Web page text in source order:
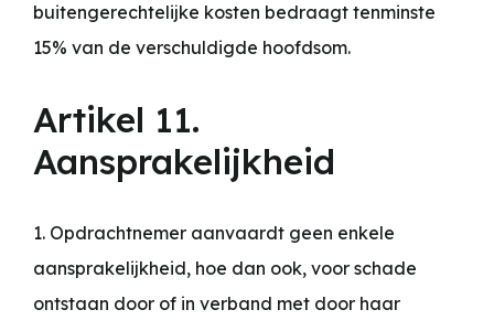
buitengerechtelijke kosten bedraagt tenminste
15% van de verschuldigde hoofdsom.
Artikel 11.
Aansprakelijkheid
1. Opdrachtnemer aanvaardt geen enkele
aansprakelijkheid, hoe dan ook, voor schade
ontstaan door of in verband met door haar